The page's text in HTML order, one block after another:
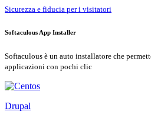
Sicurezza e fiducia per i visitatori
Softaculous App Installer
Softaculous è un auto installatore che
applicazioni con pochi clic
Drupal